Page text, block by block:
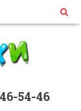
54-46